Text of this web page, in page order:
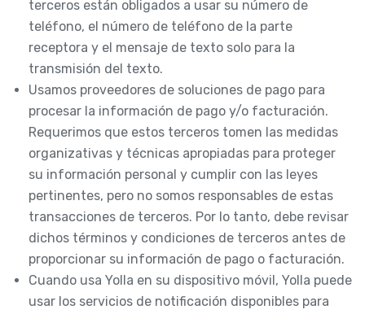
terceros están obligados a usar su número de
teléfono, el número de teléfono de la parte
receptora y el mensaje de texto solo para la
transmisión del texto.
Usamos proveedores de soluciones de pago para
procesar la información de pago y/o facturación.
Requerimos que estos terceros tomen las medidas
organizativas y técnicas apropiadas para proteger
su información personal y cumplir con las leyes
pertinentes, pero no somos responsables de estas
transacciones de terceros. Por lo tanto, debe revisar
dichos términos y condiciones de terceros antes de
proporcionar su información de pago o facturación.
Cuando usa Yolla en su dispositivo móvil, Yolla puede
usar los servicios de notificación disponibles para